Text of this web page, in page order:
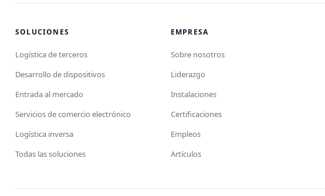
SOLUCIONES
Logística de terceros
Desarrollo de dispositivos
Entrada al mercado
Servicios de comercio electrónico
Logística inversa
Todas las soluciones
EMPRESA
Sobre nosotros
Liderazgo
Instalaciones
Certificaciones
Empleos
Artículos